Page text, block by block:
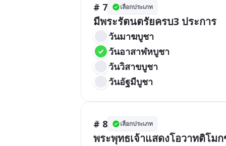
# 7 เลือกประเภท
มีพระรัตนตรัยครบ3 ประการ
วันมาฆบูชา
วันอาสาฬหบูชา
วันวิสาขบูชา
วันอัฐมีบูชา
# 8 เลือกประเภท
พระพุทธเจ้าแสดงโอวาทติโม